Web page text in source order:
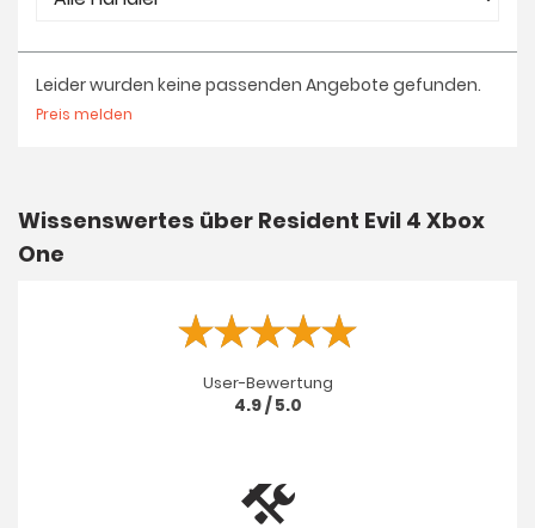
Leider wurden keine passenden Angebote gefunden.
Preis melden
Wissenswertes über Resident Evil 4 Xbox
One
User-Bewertung
4.9 / 5.0